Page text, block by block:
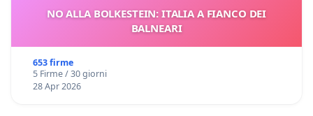
NO ALLA BOLKESTEIN: ITALIA A FIANCO DEI
BALNEARI
653 firme
5 Firme / 30 giorni
28 Apr 2026